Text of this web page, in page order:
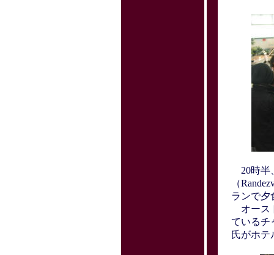
20時半
（
ランで夕
オース
ているチ
氏がホテ